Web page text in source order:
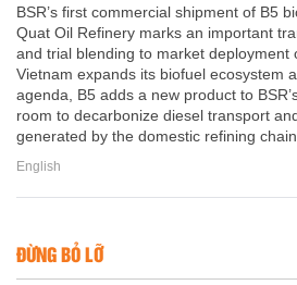
BSR’s first commercial shipment of B5
Quat Oil Refinery marks an important
and trial blending to market deployment
Vietnam expands its biofuel ecosystem
agenda, B5 adds a new product to
room to decarbonize diesel transport
generated by the domestic refining
English
ĐỪNG BỎ LỠ